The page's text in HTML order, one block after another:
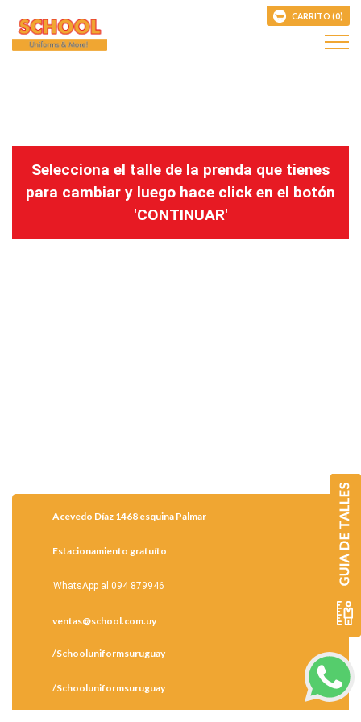
CARRITO (0)
Selecciona el talle de la prenda que tienes
para cambiar y luego hace click en el botón
'CONTINUAR'
Acevedo Díaz 1468 esquina Palmar
Estacionamiento gratuíto
WhatsApp al 094 879946
ventas@school.com.uy
/Schooluniformsuruguay
/Schooluniformsuruguay